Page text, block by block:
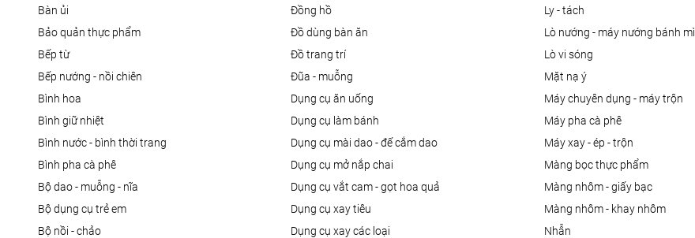
bàn ủi
bảo quản thực phẩm
bếp từ
bếp nướng - nồi chiên
bình hoa
bình giữ nhiệt
bình nước - bình thời trang
bình pha cà phê
bộ dao - muỗng - nĩa
bộ dụng cụ trẻ em
bộ nồi - chảo
đồng hồ
đồ dùng bàn ăn
đồ trang trí
đũa - muỗng
dụng cụ ăn uống
dụng cụ làm bánh
dụng cụ mài dao - đế cắm dao
dụng cụ mở nắp chai
dụng cụ vắt cam - gọt hoa quả
dụng cụ xay tiêu
dụng cụ xay các loại
ly - tách
lò nướng - máy nướng bánh mì
lò vi sóng
mặt nạ ý
máy chuyên dụng - máy trộn
máy pha cà phê
máy xay - ép - trộn
màng bọc thực phẩm
màng nhôm - giấy bạc
màng nhôm - khay nhôm
nhẫn